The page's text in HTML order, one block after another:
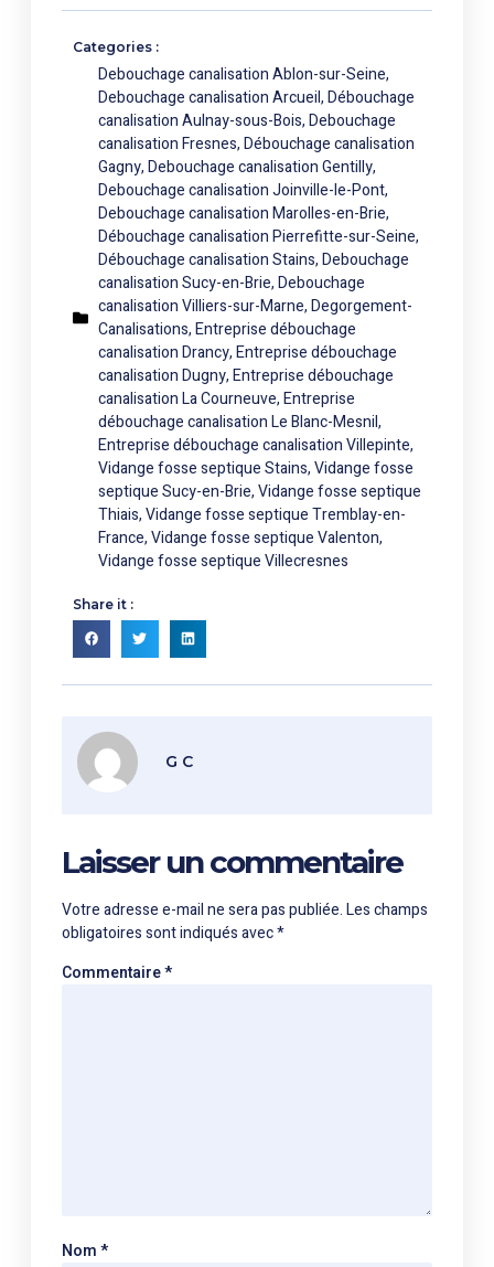
Categories :
Debouchage canalisation Ablon-sur-Seine,
Debouchage canalisation Arcueil,Débouchage
canalisation Aulnay-sous-Bois,Debouchage
canalisation Fresnes,Débouchage canalisation
Gagny,Debouchage canalisation Gentilly,
Debouchage canalisation Joinville-le-Pont,
Debouchage canalisation Marolles-en-Brie,
Débouchage canalisation Pierrefitte-sur-Seine,
Débouchage canalisation Stains,Debouchage
canalisation Sucy-en-Brie,Debouchage
canalisation Villiers-sur-Marne,Degorgement-
Canalisations,Entreprise débouchage
canalisation Drancy,Entreprise débouchage
canalisation Dugny,Entreprise débouchage
canalisation La Courneuve,Entreprise
débouchage canalisation Le Blanc-Mesnil,
Entreprise débouchage canalisation Villepinte,
Vidange fosse septique Stains,Vidange fosse
septique Sucy-en-Brie,Vidange fosse septique
Thiais,Vidange fosse septique Tremblay-en-
France,Vidange fosse septique Valenton,
Vidange fosse septique Villecresnes
Share it :
G C
Laisser un commentaire
Votre adresse e-mail ne sera pas publiée.Les champs
obligatoires sont indiqués avec*
Commentaire*
Nom*